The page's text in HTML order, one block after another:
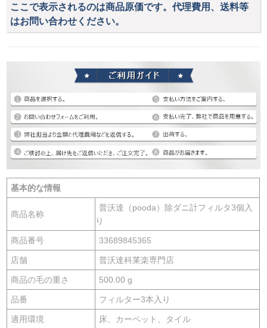
ここで表示されるのは商品原価です。代理費用、送料等
はお問い合わせください。
基本的な情報
商品名称
普沃達（pooda）除ダニ計フィルタ3個入
り
商品番号 33689845365
店舗 普沃達科莱楽専門店
商品の毛の重さ 500.00 g
品番 フィルター3本入り
適用環境 床、カーペット、タイル